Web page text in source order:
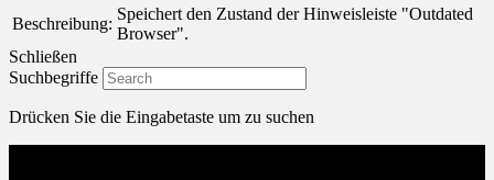
Beschreibung:
Speichert den Zustand der Hinweisleiste "Outdated
Browser".
Schließen
Suchbegriffe
Drücken Sie die Eingabetaste um zu suchen